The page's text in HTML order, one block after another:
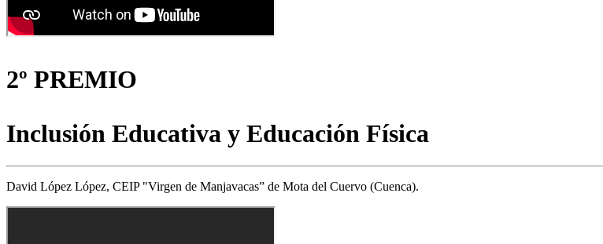
2º PREMIO
Inclusión Educativa y Educación Física
David López López, CEIP "Virgen de Manjavacas” de Mota del Cuervo (Cuenca).